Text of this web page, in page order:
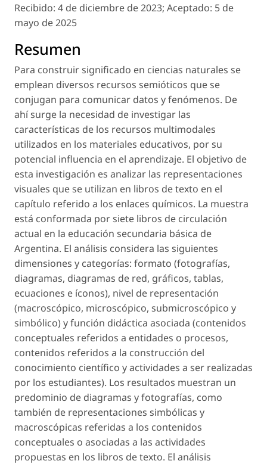
Recibido: 4 de diciembre de 2023; Aceptado: 5 de
mayo de 2025
Resumen
Para construir significado en ciencias naturales se
emplean diversos recursos semióticos que se
conjugan para comunicar datos y fenómenos. De
ahí surge la necesidad de investigar las
características de los recursos multimodales
utilizados en los materiales educativos, por su
potencial influencia en el aprendizaje. El objetivo de
esta investigación es analizar las representaciones
visuales que se utilizan en libros de texto en el
capítulo referido a los enlaces químicos. La muestra
está conformada por siete libros de circulación
actual en la educación secundaria básica de
Argentina. El análisis considera las siguientes
dimensiones y categorías: formato (fotografías,
diagramas, diagramas de red, gráficos, tablas,
ecuaciones e íconos), nivel de representación
(macroscópico, microscópico, submicroscópico y
simbólico) y función didáctica asociada (contenidos
conceptuales referidos a entidades o procesos,
contenidos referidos a la construcción del
conocimiento científico y actividades a ser realizadas
por los estudiantes). Los resultados muestran un
predominio de diagramas y fotografías, como
también de representaciones simbólicas y
macroscópicas referidas a los contenidos
conceptuales o asociadas a las actividades
propuestas en los libros de texto. El análisis